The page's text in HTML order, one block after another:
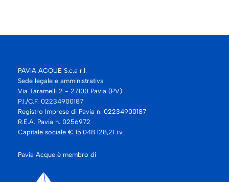
PAVIA ACQUE S.c.a r.l.
Sede legale e amministrativa
Via Taramelli 2 - 27100 Pavia (PV)
P.I./C.F. 02234900187
Registro Imprese di Pavia n. 02234900187
R.E.A. Pavia n. 0256972
Capitale sociale € 15.048.128,21 i.v.
Pavia Acque è membro di